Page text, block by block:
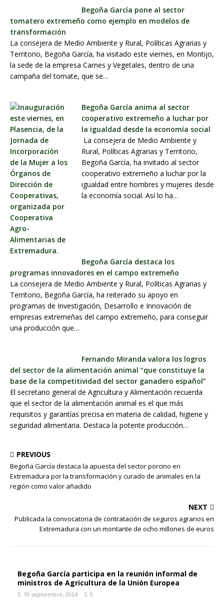
Begoña García pone al sector
tomatero extremeño como ejemplo en modelos de
transformación
La consejera de Medio Ambiente y Rural, Políticas Agrarias y
Territorio, Begoña García, ha visitado este viernes, en Montijo,
la sede de la empresa Carnes y Vegetales, dentro de una
campaña del tomate, que se…
Begoña García anima al sector
cooperativo extremeño a luchar por
la igualdad desde la economía social
La consejera de Medio Ambiente y
Rural, Políticas Agrarias y Territorio,
Begoña García, ha invitado al sector
cooperativo extremeño a luchar por la
igualdad entre hombres y mujeres desde
la economía social. Así lo ha…
Begoña García destaca los
programas innovadores en el campo extremeño
La consejera de Medio Ambiente y Rural, Políticas Agrarias y
Territorio, Begoña García, ha reiterado su apoyo en
programas de Investigación, Desarrollo e Innovación de
empresas extremeñas del campo extremeño, para conseguir
una producción que…
Fernando Miranda valora los logros
del sector de la alimentación animal “que constituye la
base de la competitividad del sector ganadero español”
El secretario general de Agricultura y Alimentación recuerda
que el sector de la alimentación animal es el que más
requisitos y garantías precisa en materia de calidad, higiene y
seguridad alimentaria. Destaca la potente producción…
PREVIOUS
Begoña García destaca la apuesta del sector porcino en
Extremadura por la transformación y curado de animales en la
región como valor añadido
NEXT
Publicada la convocatoria de contratación de seguros agrarios en
Extremadura con un montante de ocho millones de euros
Begoña García participa en la reunión informal de
ministros de Agricultura de la Unión Europea
10 septiembre, 2024 0